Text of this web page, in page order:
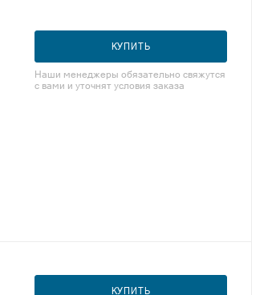
КУПИТЬ
Наши менеджеры обязательно свяжутся
с вами и уточнят условия заказа
КУПИТЬ